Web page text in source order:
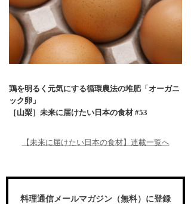
鶏を明るく元気にする循環農法の堆肥「オーガニ
ック卵」
［山梨］未来に届けたい日本の食材 #53
【未来に届けたい日本の食材】連載一覧へ
料理通信メールマガジン（無料）に登録